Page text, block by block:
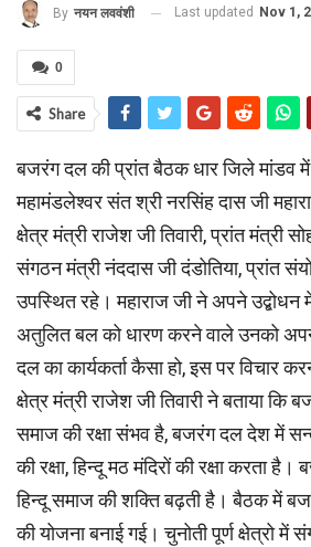
By नयन लववंशी Last updated Nov 1,
0
Share
बजरंग दल की प्रांत बैठक धार जिले मांडव
महामंडलेश्वर संत श्री नरसिंह दास जी
क्षेत्र मंत्री राजेश जी तिवारी, प्रांत मंत्री
संगठन मंत्री नंददास जी दंडोतिया, प्रांत
उपस्थित रहे। महाराज जी ने अपने उद्बोधन
अतुलित बल को धारण करने वाले उनको
दल का कार्यकर्ता कैसा हो, इस पर विचार
क्षेत्र मंत्री राजेश जी तिवारी ने बताया
समाज की रक्षा संभव है, बजरंग दल देश में
की रक्षा, हिन्दू मठ मंदिरों की रक्षा करता
हिन्दू समाज की शक्ति बढ़ती है। बैठक में
की योजना बनाई गई। चुनोती पूर्ण क्षेत्रो में